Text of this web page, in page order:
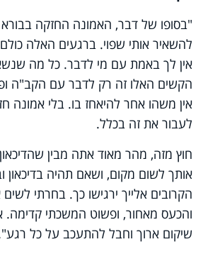
"בסופו של דבר, האמונה החזקה
להשאיר אותי שפוי. ברגעים האלה
אין לך באמת עם מי לדבר. כל מה
הקשים האלו זה רק לדבר עם הקב"ה
אין משהו אחר להיאחז בו. בלי אמונה
לעבור את זה בכלל.
חוץ מזה, מהר מאוד אתה מבין
אותך לשום מקום, ושאם תהיה בדיכאון
הקרובים אלייך ירגישו כך. בחרתי
והכעס מאחור, ופשוט המשכתי קדימה.
שיקום ארוך וחבל להתעכב על כל